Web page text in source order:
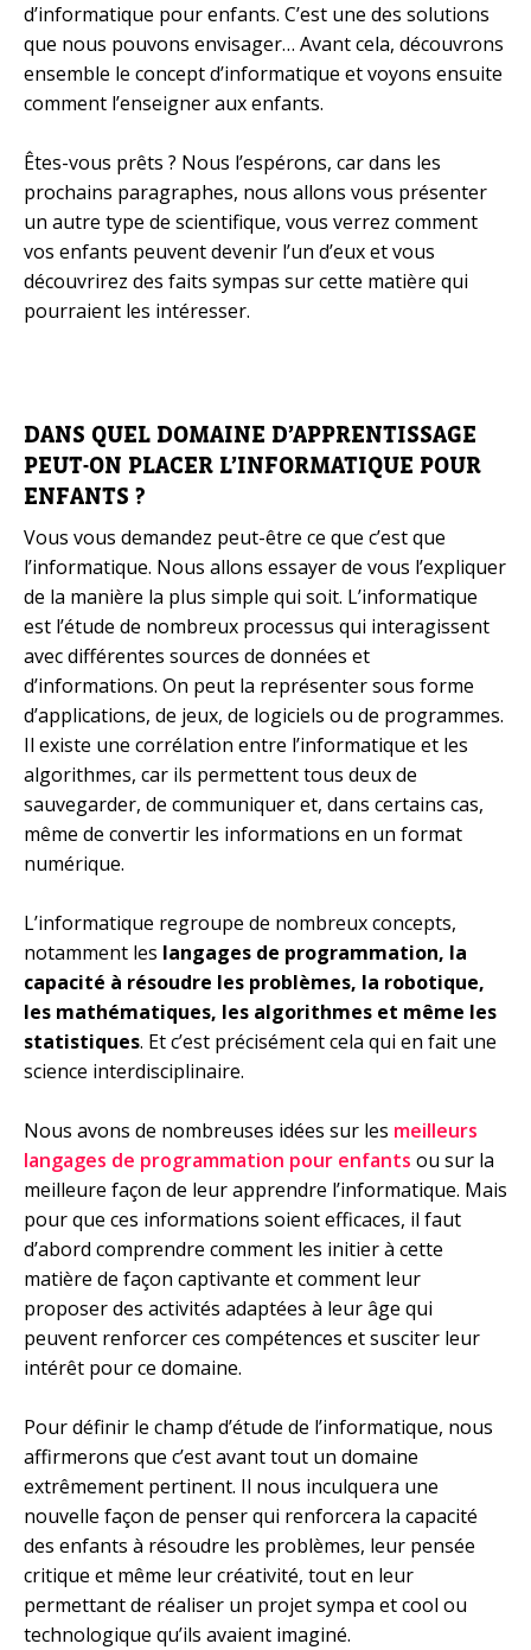
d’informatique pour enfants. C’est une des solutions
que nous pouvons envisager… Avant cela, découvrons
ensemble le concept d’informatique et voyons ensuite
comment l’enseigner aux enfants.
Êtes-vous prêts ? Nous l’espérons, car dans les
prochains paragraphes, nous allons vous présenter
un autre type de scientifique, vous verrez comment
vos enfants peuvent devenir l’un d’eux et vous
découvrirez des faits sympas sur cette matière qui
pourraient les intéresser.
DANS QUEL DOMAINE D’APPRENTISSAGE
PEUT-ON PLACER L’INFORMATIQUE POUR
ENFANTS ?
Vous vous demandez peut-être ce que c’est que
l’informatique. Nous allons essayer de vous l’expliquer
de la manière la plus simple qui soit. L’informatique
est l’étude de nombreux processus qui interagissent
avec différentes sources de données et
d’informations. On peut la représenter sous forme
d’applications, de jeux, de logiciels ou de programmes.
Il existe une corrélation entre l’informatique et les
algorithmes, car ils permettent tous deux de
sauvegarder, de communiquer et, dans certains cas,
même de convertir les informations en un format
numérique.
L’informatique regroupe de nombreux concepts,
notamment les langages de programmation, la
capacité à résoudre les problèmes, la robotique,
les mathématiques, les algorithmes et même les
statistiques. Et c’est précisément cela qui en fait une
science interdisciplinaire.
Nous avons de nombreuses idées sur les meilleurs
langages de programmation pour enfants ou sur la
meilleure façon de leur apprendre l’informatique. Mais
pour que ces informations soient efficaces, il faut
d’abord comprendre comment les initier à cette
matière de façon captivante et comment leur
proposer des activités adaptées à leur âge qui
peuvent renforcer ces compétences et susciter leur
intérêt pour ce domaine.
Pour définir le champ d’étude de l’informatique, nous
affirmerons que c’est avant tout un domaine
extrêmement pertinent. Il nous inculquera une
nouvelle façon de penser qui renforcera la capacité
des enfants à résoudre les problèmes, leur pensée
critique et même leur créativité, tout en leur
permettant de réaliser un projet sympa et cool ou
technologique qu’ils avaient imaginé.